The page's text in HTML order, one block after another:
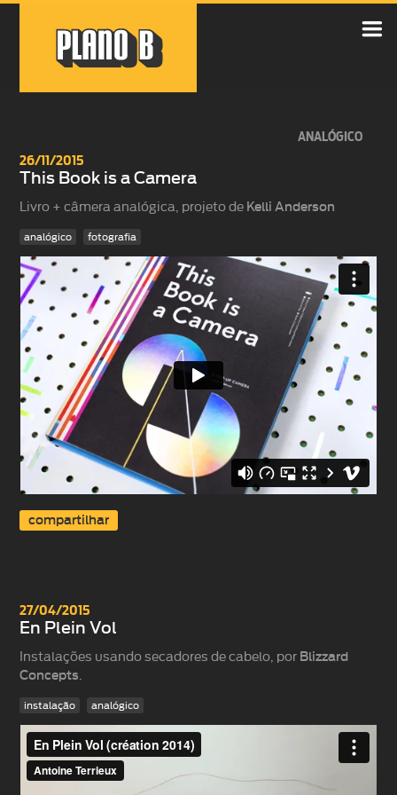

ANALÓGICO
26/11/2015
This Book is a Camera
Livro + câmera analógica, projeto de Kelli Anderson
analógico fotografia
compartilhar
27/04/2015
En Plein Vol
Instalações usando secadores de cabelo, por Blizzard
Concepts
instalação analógico